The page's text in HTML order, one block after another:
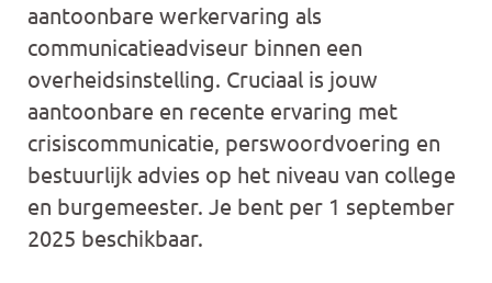
aantoonbare werkervaring als
communicatieadviseur binnen een
overheidsinstelling. Cruciaal is jouw
aantoonbare en recente ervaring met
crisiscommunicatie, perswoordvoering en
bestuurlijk advies op het niveau van college
en burgemeester. Je bent per 1 september
2025 beschikbaar.